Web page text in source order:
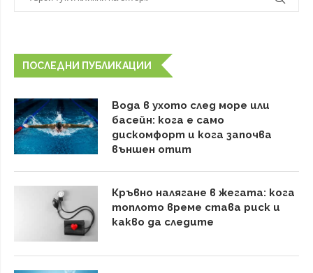
ПОСЛЕДНИ ПУБЛИКАЦИИ
Вода в ухото след море или
басейн: кога е само
дискомфорт и кога започва
външен отит
Кръвно налягане в жегата: кога
топлото време става риск и
какво да следите